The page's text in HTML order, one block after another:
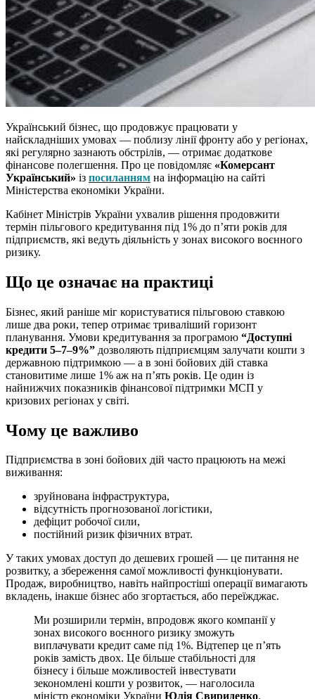
Український бізнес, що продовжує працювати у
найскладніших умовах — поблизу лінії фронту або у регіонах,
які регулярно зазнають обстрілів, — отримає додаткове
фінансове полегшення. Про це повідомляє «Комерсант
Український» із посиланням на інформацію на сайті
Міністерства економіки України.
Кабінет Міністрів України ухвалив рішення продовжити
термін пільгового кредитування під 1% до п’яти років для
підприємств, які ведуть діяльність у зонах високого воєнного
ризику.
Що це означає на практиці
Бізнес, який раніше міг користуватися пільговою ставкою
лише два роки, тепер отримає триваліший горизонт
планування. Умови кредитування за програмою “Доступні
кредити 5–7–9%” дозволяють підприємцям залучати кошти з
державною підтримкою — а в зоні бойових дій ставка
становитиме лише 1% аж на п’ять років. Це один із
найнижчих показників фінансової підтримки МСП у
кризових регіонах у світі.
Чому це важливо
Підприємства в зоні бойових дій часто працюють на межі
виживання:
зруйнована інфраструктура,
відсутність прогнозованої логістики,
дефіцит робочої сили,
постійний ризик фізичних втрат.
У таких умовах доступ до дешевих грошей — це питання не
розвитку, а збереження самої можливості функціонувати.
Продаж, виробництво, навіть найпростіші операції вимагають
вкладень, інакше бізнес або згортається, або переїжджає.
Ми розширили термін, впродовж якого компанії у
зонах високого воєнного ризику зможуть
виплачувати кредит саме під 1%. Відтепер це п’ять
років замість двох. Це більше стабільності для
бізнесу і більше можливостей інвестувати
зекономлені кошти у розвиток, — наголосила
міністр економіки України Юлія Свириденко.